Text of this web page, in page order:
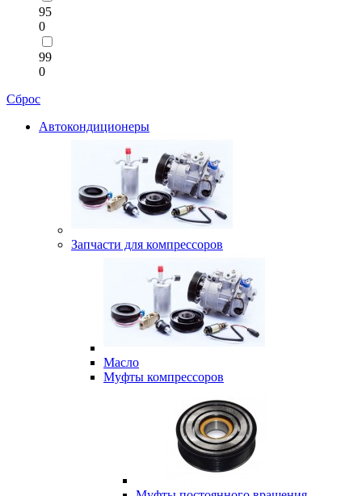
95
0
99
0
Сброс
Автокондиционеры
Запчасти для компрессоров
Масло
Муфты компрессоров